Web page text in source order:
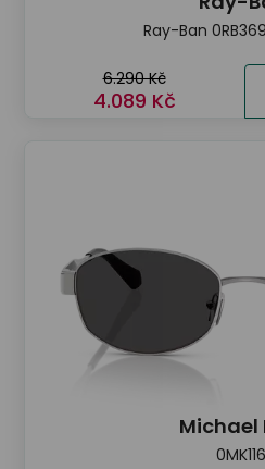
Ray-Ban
6.290 Kč
4.089 Kč
Michael